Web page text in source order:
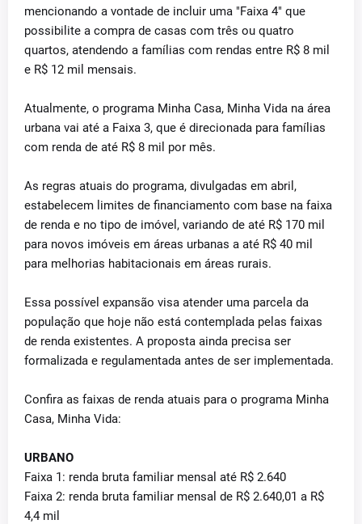
mencionando a vontade de incluir uma "Faixa 4" que
possibilite a compra de casas com três ou quatro
quartos, atendendo a famílias com rendas entre R$ 8 mil
e R$ 12 mil mensais.
Atualmente, o programa Minha Casa, Minha Vida na área
urbana vai até a Faixa 3, que é direcionada para famílias
com renda de até R$ 8 mil por mês.
As regras atuais do programa, divulgadas em abril,
estabelecem limites de financiamento com base na faixa
de renda e no tipo de imóvel, variando de até R$ 170 mil
para novos imóveis em áreas urbanas a até R$ 40 mil
para melhorias habitacionais em áreas rurais.
Essa possível expansão visa atender uma parcela da
população que hoje não está contemplada pelas faixas
de renda existentes. A proposta ainda precisa ser
formalizada e regulamentada antes de ser implementada.
Confira as faixas de renda atuais para o programa Minha
Casa, Minha Vida:
URBANO
Faixa 1: renda bruta familiar mensal até R$ 2.640
Faixa 2: renda bruta familiar mensal de R$ 2.640,01 a R$
4,4 mil